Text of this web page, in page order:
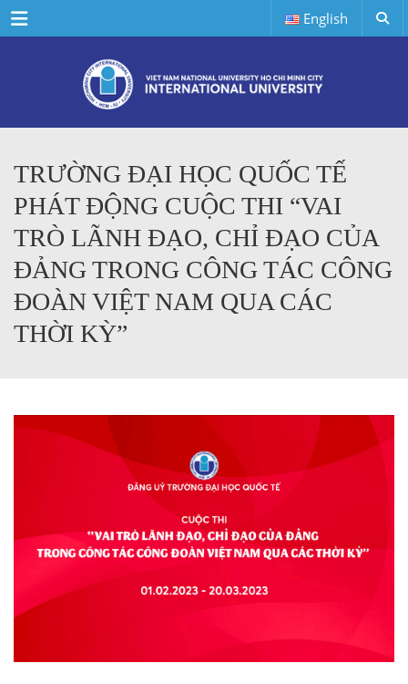
Menu English
TRƯỜNG ĐẠI HỌC QUỐC TẾ
PHÁT ĐỘNG CUỘC THI “VAI
TRÒ LÃNH ĐẠO, CHỈ ĐẠO CỦA
ĐẢNG TRONG CÔNG TÁC CÔNG
ĐOÀN VIỆT NAM QUA CÁC
THỜI KỲ”